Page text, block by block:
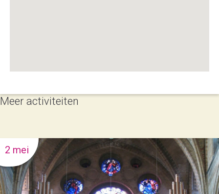
Meer activiteiten
2 mei